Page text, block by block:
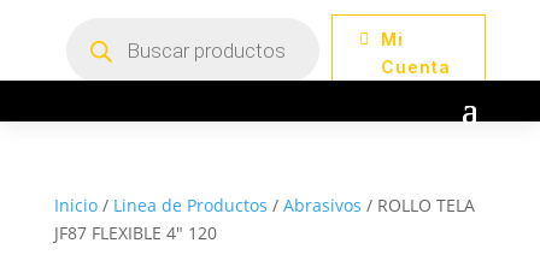
productos
Mi
Cuenta
Inicio/ Linea de Productos / Abrasivos / ROLLO TELA
JF87 FLEXIBLE 4″ 120